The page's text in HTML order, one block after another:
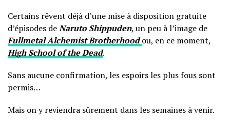
Certains rêvent déjà d’une mise à disposition gratuite
d’épisodes deNaruto Shippuden, un peu à l’image de
Fullmetal Alchemist Brotherhood ou, en ce moment,
High School of the Dead.
Sans aucune confirmation, les espoirs les plus fous sont
permis…
Mais on y reviendra sûrement dans les semaines à venir.